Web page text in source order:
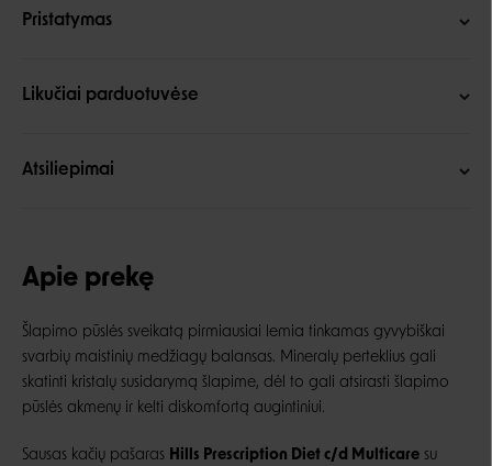
Pristatymas
Likučiai parduotuvėse
Atsiliepimai
Apie prekę
Šlapimo pūslės sveikatą pirmiausiai lemia tinkamas gyvybiškai
svarbių maistinių medžiagų balansas. Mineralų perteklius gali
skatinti kristalų susidarymą šlapime, dėl to gali atsirasti šlapimo
pūslės akmenų ir kelti diskomfortą augintiniui.
Sausas kačių pašaras Hills Prescription Diet c/d Multicare su